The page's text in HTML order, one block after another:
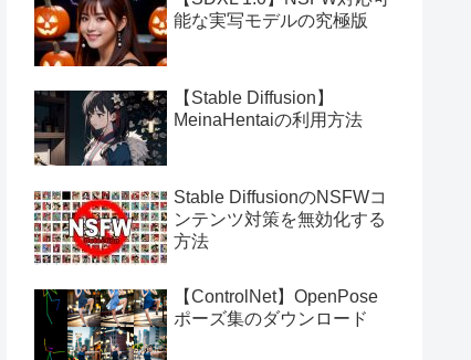
能な実写モデルの究極版
【Stable Diffusion】
MeinaHentaiの利用方法
Stable DiffusionのNSFWコ
ンテンツ対策を無効化する
方法
【ControlNet】OpenPose
ポーズ集のダウンロード